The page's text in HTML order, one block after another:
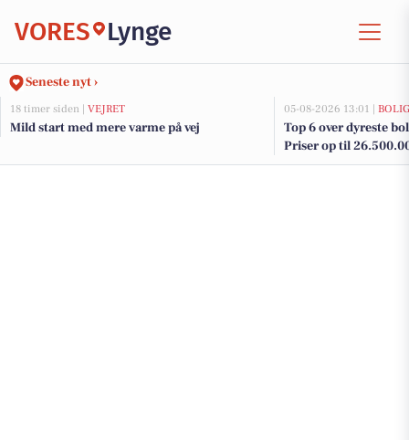
VORES Lynge
Seneste nyt ›
18 timer siden | VEJRET
Mild start med mere varme på vej
05-08-2026 13:01 |
Top 6 over dyreste
Priser op til